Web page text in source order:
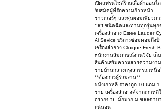
เปิดแฟรนไชส์ร้านเสื้อผ้าออนไ
รับสมัคผู้ที่รักความก้าวหน้า
ขาวเวอร์ๆ และหุ่นผอมเพียวภ
ฯลฯ ชนิดฉีดและทานทุกรุ่นทุก
เครื่องสำอาง Estee Lauder
Ai Sevice บริการซ่อมคอมถึงบ้
เครื่องสำอาง Clinique Fresh
พนักงานสัมภาษณ์งานวิจัย เก็
สินค้าเสริมความสวยความงา
ขายบ้านกลางกรุงสาทรถ.เหนื
**ต้องการผู้ร่วมงาน**
หนังเกาหลี ราคาถูก 10 แถม 1
ขาย เครื่องสำอางค์จากเกาห
อยากขาย มั๊กมาก ม.ชลลดาบา
แน่นอน